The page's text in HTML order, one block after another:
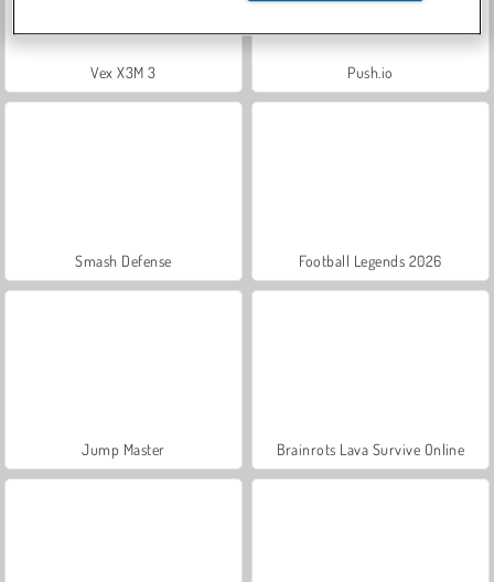
Vex X3M 3 Push.io
Smash Defense Football Legends 2026
Jump Master Brainrots Lava Survive Online